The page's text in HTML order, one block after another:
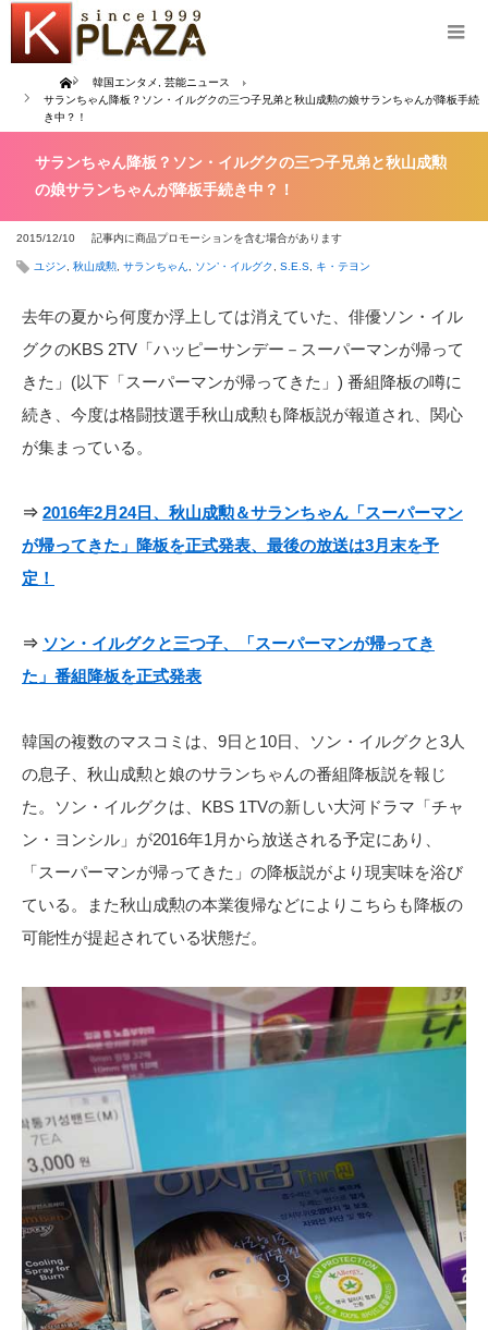
Home 韓国エンタメ
芸能ニュース
サランちゃん降板？ソン・イルグクの三つ子兄弟と秋山成勲の娘サランちゃんが降板手続
き中？！
サランちゃん降板？ソン・イルグクの三つ子兄弟と秋山成勲
の娘サランちゃんが降板手続き中？！
2015/12/10 記事内に商品プロモーションを含む場合があります
ユジン 秋山成勲 サランちゃん ソン’・イルグク S.E.S キ・テヨン
去年の夏から何度か浮上しては消えていた、俳優ソン・イル
グクのKBS 2TV「ハッピーサンデー－スーパーマンが帰って
きた」(以下「スーパーマンが帰ってきた」) 番組降板の噂に
続き、今度は格闘技選手秋山成勲も降板説が報道され、関心
が集まっている。
⇒ 2016年2月24日、秋山成勲＆サランちゃん「スーパーマン
が帰ってきた」降板を正式発表、最後の放送は3月末を予
定！
⇒ ソン・イルグクと三つ子、「スーパーマンが帰ってき
た」番組降板を正式発表
韓国の複数のマスコミは、9日と10日、ソン・イルグクと3人
の息子、秋山成勲と娘のサランちゃんの番組降板説を報じ
た。ソン・イルグクは、KBS 1TVの新しい大河ドラマ「チャ
ン・ヨンシル」が2016年1月から放送される予定にあり、
「スーパーマンが帰ってきた」の降板説がより現実味を浴び
ている。また秋山成勲の本業復帰などによりこちらも降板の
可能性が提起されている状態だ。